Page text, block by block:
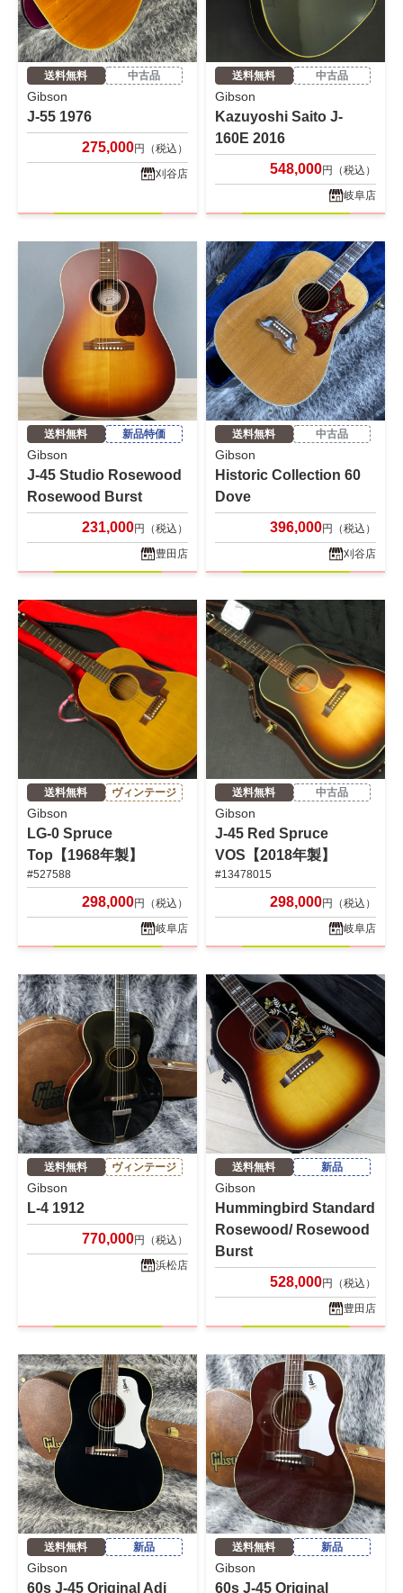
送料無料 中古品
Gibson
J-55 1976
275,000円（税込）
刈谷店
送料無料 中古品
Gibson
Kazuyoshi Saito J-
160E 2016
548,000円（税込）
岐阜店
送料無料 新品特価
Gibson
J-45 Studio Rosewood
Rosewood Burst
231,000円（税込）
豊田店
送料無料 中古品
Gibson
Historic Collection 60
Dove
396,000円（税込）
刈谷店
送料無料 ヴィンテージ
Gibson
LG-0 Spruce
Top【1968年製】
#527588
298,000円（税込）
岐阜店
送料無料 中古品
Gibson
J-45 Red Spruce
VOS【2018年製】
#13478015
298,000円（税込）
岐阜店
送料無料 ヴィンテージ
Gibson
L-4 1912
770,000円（税込）
浜松店
送料無料 新品
Gibson
Hummingbird Standard
Rosewood/ Rosewood
Burst
528,000円（税込）
豊田店
送料無料 新品
Gibson
60s J-45 Original Adj
送料無料 新品
Gibson
60s J-45 Original